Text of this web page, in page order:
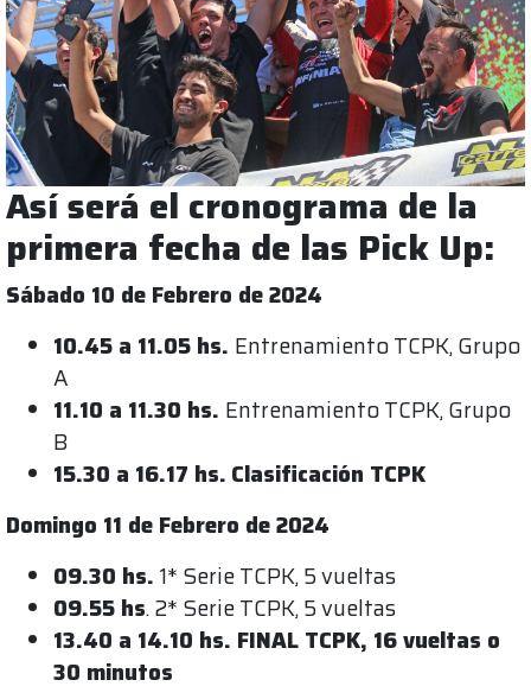
Así será el cronograma de la
primera fecha de las Pick Up:
Sábado 10 de Febrero de 2024
10.45 a 11.05 hs. Entrenamiento TCPK, Grupo
A
11.10 a 11.30 hs. Entrenamiento TCPK, Grupo
B
15.30 a 16.17 hs. Clasificación TCPK
Domingo 11 de Febrero de 2024
09.30 hs. 1* Serie TCPK, 5 vueltas
09.55 hs. 2* Serie TCPK, 5 vueltas
13.40 a 14.10 hs. FINAL TCPK, 16 vueltas o
30 minutos